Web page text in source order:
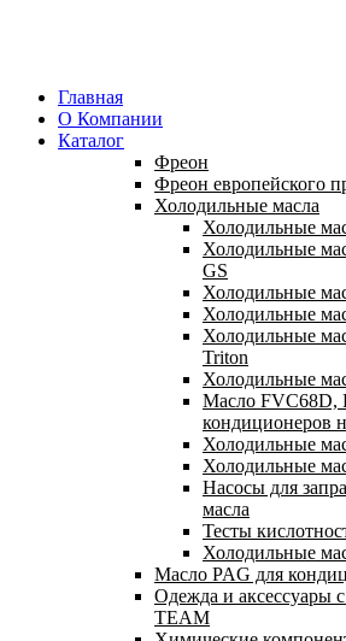
Главная
О Компании
Каталог
Фреон
Фреон европейского
Холодильные масла
Холодильные
Холодильные
GS
Холодильные
Холодильные
Холодильные
Triton
Холодильные
Масло FVC68D,
кондиционеров
Холодильные
Холодильные
Насосы для
масла
Тесты
Холодильные
Масло PAG для
Одежда и аксессуары
TEAM